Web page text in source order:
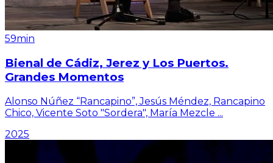
59min
Bienal de Cádiz, Jerez y Los Puertos.
Grandes Momentos
Alonso Núñez “Rancapino”, Jesús Méndez, Rancapino
Chico, Vicente Soto "Sordera", María Mezcle ...
2025